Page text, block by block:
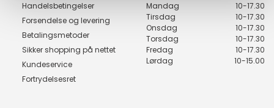
Handelsbetingelser
Forsendelse og levering
Betalingsmetoder
Sikker shopping på nettet
Kundeservice
Fortrydelsesret
Mandag
10-17.30
Tirsdag
10-17.30
Onsdag
10-17.30
Torsdag
10-17.30
Fredag
10-17.30
Lørdag
10-15.00